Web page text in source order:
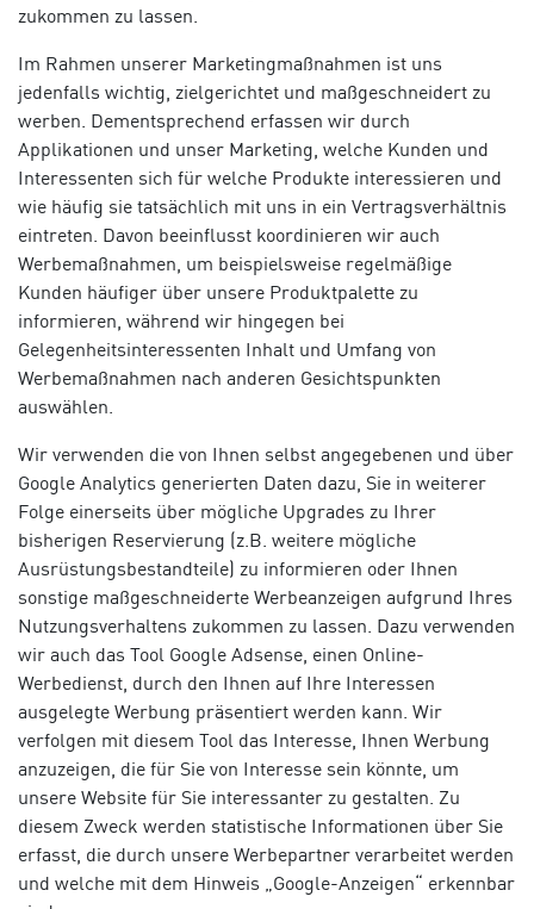
zukommen zu lassen.
Im Rahmen unserer Marketingmaßnahmen ist uns
jedenfalls wichtig, zielgerichtet und maßgeschneidert zu
werben. Dementsprechend erfassen wir durch
Applikationen und unser Marketing, welche Kunden und
Interessenten sich für welche Produkte interessieren und
wie häufig sie tatsächlich mit uns in ein Vertragsverhältnis
eintreten. Davon beeinflusst koordinieren wir auch
Werbemaßnahmen, um beispielsweise regelmäßige
Kunden häufiger über unsere Produktpalette zu
informieren, während wir hingegen bei
Gelegenheitsinteressenten Inhalt und Umfang von
Werbemaßnahmen nach anderen Gesichtspunkten
auswählen.
Wir verwenden die von Ihnen selbst angegebenen und über
Google Analytics generierten Daten dazu, Sie in weiterer
Folge einerseits über mögliche Upgrades zu Ihrer
bisherigen Reservierung (z.B. weitere mögliche
Ausrüstungsbestandteile) zu informieren oder Ihnen
sonstige maßgeschneiderte Werbeanzeigen aufgrund Ihres
Nutzungsverhaltens zukommen zu lassen. Dazu verwenden
wir auch das Tool Google Adsense, einen Online-
Werbedienst, durch den Ihnen auf Ihre Interessen
ausgelegte Werbung präsentiert werden kann. Wir
verfolgen mit diesem Tool das Interesse, Ihnen Werbung
anzuzeigen, die für Sie von Interesse sein könnte, um
unsere Website für Sie interessanter zu gestalten. Zu
diesem Zweck werden statistische Informationen über Sie
erfasst, die durch unsere Werbepartner verarbeitet werden
und welche mit dem Hinweis „Google-Anzeigen“ erkennbar